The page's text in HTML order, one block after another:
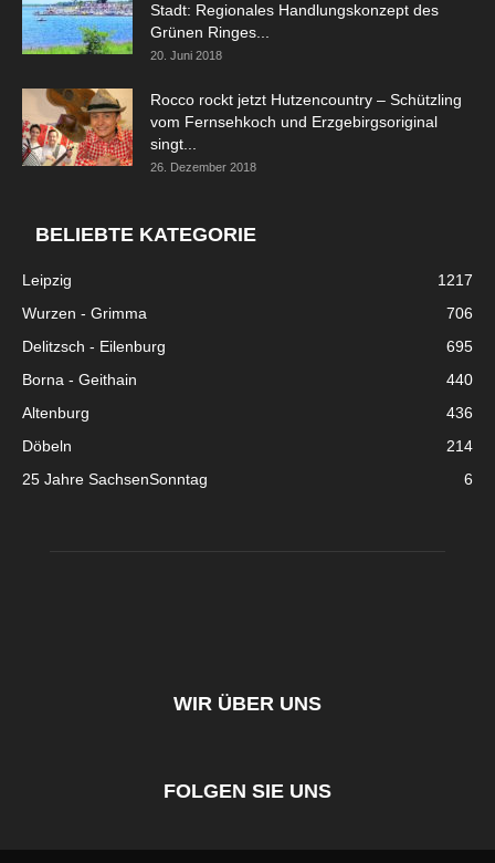
Stadt: Regionales Handlungskonzept des
Grünen Ringes...
20. Juni 2018
Rocco rockt jetzt Hutzencountry – Schützling
vom Fernsehkoch und Erzgebirgsoriginal
singt...
26. Dezember 2018
BELIEBTE KATEGORIE
Leipzig
1217
Wurzen - Grimma
706
Delitzsch - Eilenburg
695
Borna - Geithain
440
Altenburg
436
Döbeln
214
25 Jahre SachsenSonntag
6
WIR ÜBER UNS
FOLGEN SIE UNS